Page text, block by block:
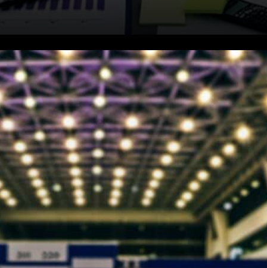
Les responsables de l'État
avancent